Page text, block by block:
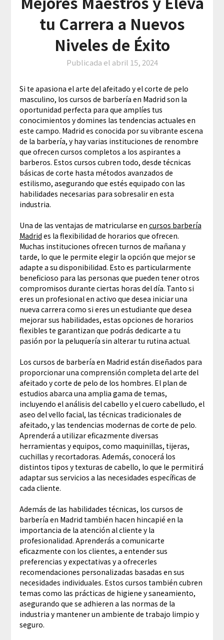
tu Carrera a Nuevos
Niveles de Éxito
Publicada el abril 15, 2024
Si te apasiona el arte del afeitado y el corte de pelo
masculino, los cursos de barbería en Madrid son la
oportunidad perfecta para que amplíes tus
conocimientos y domines las tendencias actuales en
este campo. Madrid es conocida por su vibrante escena
de la barbería, y hay varias instituciones de renombre
que ofrecen cursos completos a los aspirantes a
barberos. Estos cursos cubren todo, desde técnicas
básicas de corte hasta métodos avanzados de
estilismo, asegurando que estés equipado con las
habilidades necesarias para sobresalir en esta
industria.
Una de las ventajas de matricularse en cursos barbería
Madrid es la flexibilidad de horarios que ofrecen.
Muchas instituciones ofrecen turnos de mañana y
tarde, lo que le permite elegir la opción que mejor se
adapte a su disponibilidad. Esto es particularmente
beneficioso para las personas que pueden tener otros
compromisos durante ciertas horas del día. Tanto si
eres un profesional en activo que desea iniciar una
nueva carrera como si eres un estudiante que desea
mejorar sus habilidades, estas opciones de horarios
flexibles te garantizan que podrás dedicarte a tu
pasión por la peluquería sin alterar tu rutina actual.
Los cursos de barbería en Madrid están diseñados para
proporcionar una comprensión completa del arte del
afeitado y corte de pelo de los hombres. El plan de
estudios abarca una amplia gama de temas,
incluyendo el análisis del cabello y el cuero cabelludo, el
aseo del vello facial, las técnicas tradicionales de
afeitado, y las tendencias modernas de corte de pelo.
Aprenderá a utilizar eficazmente diversas
herramientas y equipos, como maquinillas, tijeras,
cuchillas y recortadoras. Además, conocerá los
distintos tipos y texturas de cabello, lo que le permitirá
adaptar sus servicios a las necesidades específicas de
cada cliente.
Además de las habilidades técnicas, los cursos de
barbería en Madrid también hacen hincapié en la
importancia de la atención al cliente y la
profesionalidad. Aprenderás a comunicarte
eficazmente con los clientes, a entender sus
preferencias y expectativas y a ofrecerles
recomendaciones personalizadas basadas en sus
necesidades individuales. Estos cursos también cubren
temas como las prácticas de higiene y saneamiento,
asegurando que se adhieren a las normas de la
industria y mantener un ambiente de trabajo limpio y
seguro.